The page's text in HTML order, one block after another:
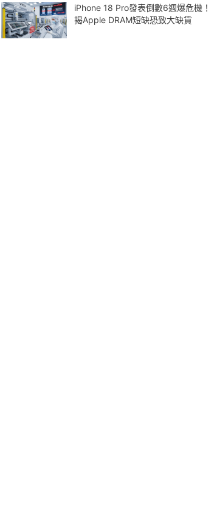
iPhone 18 Pro發表倒數6週爆危機！
揭Apple DRAM短缺恐致大缺貨